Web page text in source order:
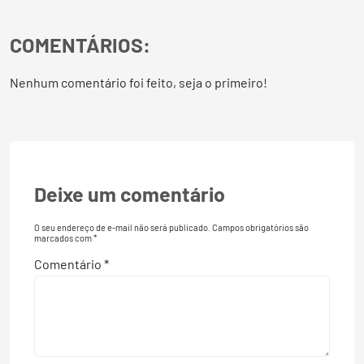
COMENTÁRIOS:
Nenhum comentário foi feito, seja o primeiro!
Deixe um comentário
O seu endereço de e-mail não será publicado. Campos obrigatórios são
marcados com*
Comentário *